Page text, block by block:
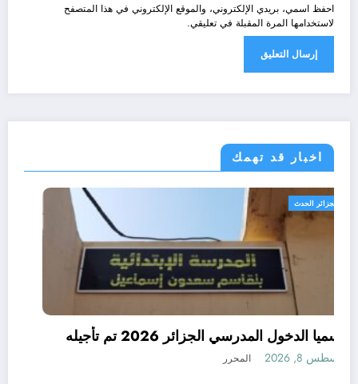
احفظ اسمي، بريدي الإلكتروني، والموقع الإلكتروني في هذا المتصفح
لاستخدامها المرة المقبلة في تعليقي.
اخبار قد تهمك
الجزائر الحدث
رسميا الدخول المدرسي الجزائر 2026 تم تأجيله
أغسطس 8, 2026 المحرر